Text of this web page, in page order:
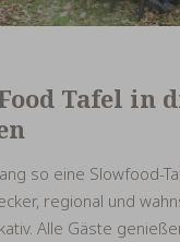
Tafel in
so eine Slowfood-
regional und
Alle Gäste